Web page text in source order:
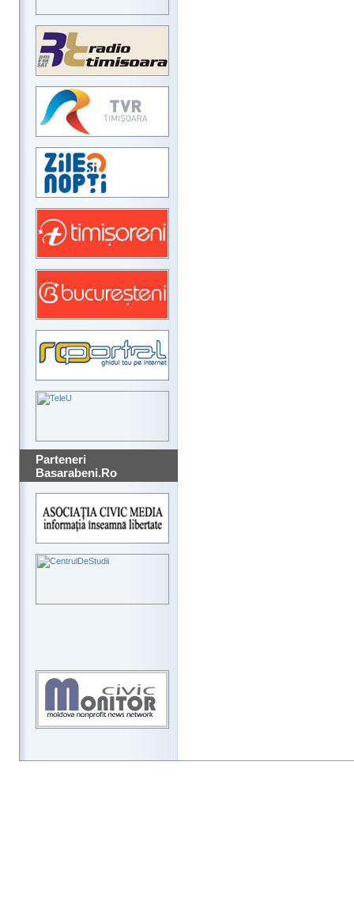
Parteneri
Basarabeni.Ro